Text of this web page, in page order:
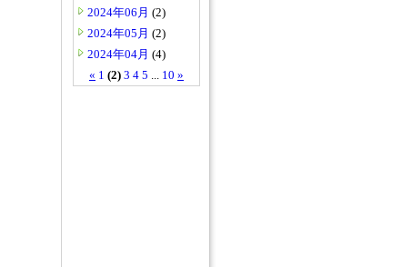
2024年06月 (2)
2024年05月 (2)
2024年04月 (4)
« 1 (2) 3 4 5 ... 10 »